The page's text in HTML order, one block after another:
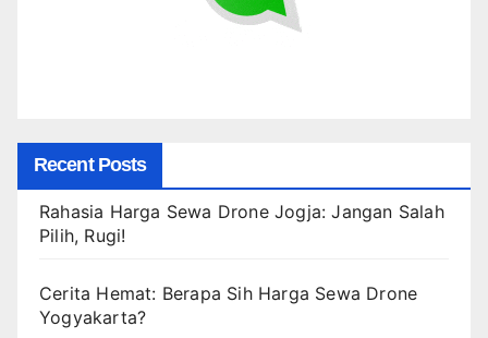
Recent Posts
Rahasia Harga Sewa Drone Jogja: Jangan Salah
Pilih, Rugi!
Cerita Hemat: Berapa Sih Harga Sewa Drone
Yogyakarta?